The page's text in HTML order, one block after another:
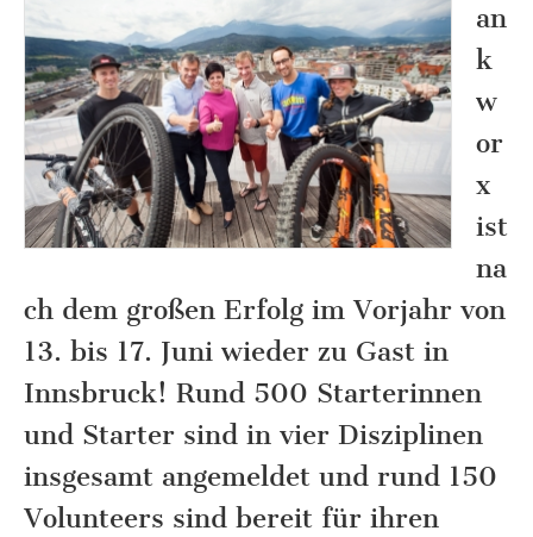
an
k
w
or
x
ist
na
ch dem großen Erfolg im Vorjahr von
13. bis 17. Juni wieder zu Gast in
Innsbruck! Rund 500 Starterinnen
und Starter sind in vier Disziplinen
insgesamt angemeldet und rund 150
Volunteers sind bereit für ihren